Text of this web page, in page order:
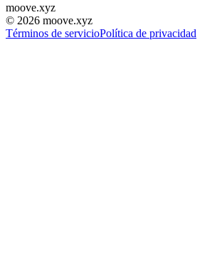
moove.xyz
© 2026 moove.xyz
Términos de servicioPolítica de privacidad